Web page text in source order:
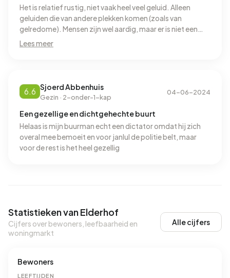
Het is relatief rustig, niet vaak heel veel geluid. Alleen
geluiden die van andere plekken komen (zoals van
gelredome). Mensen zijn wel aardig, maar er is niet een
hele sterke band. Mensen zullen niet heel snel bij elkaar
zouden wel toe zijn aan een opknapbeurt.
Lees meer
6.6 Sjoerd Abbenhuis
Gezin · 2-onder-1-kap
04-06-2024
Een gezellige en dichtgehechte buurt
Helaas is mijn buurman echt een dictator omdat hij zich
overal mee bemoeit en voor janlul de politie belt, maar
voor de rest is het heel gezellig
Statistieken van Elderhof
Cijfers over bewoners, leefbaarheid en
woningmarkt
Alle cijfers
Bewoners
LEEFTIJDEN